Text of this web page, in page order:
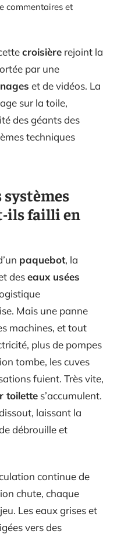
commentaires et
croisière rejoint la
par une
et de vidéos. La
sur la toile,
des géants des
techniques
systèmes
ils failli en
paquebot, la
deseaux usées
Mais une panne
machines, et tout
plus de pompes
tombe, les cuves
fuient. Très vite,
toilette s’accumulent.
laissant la
débrouille et
continue de
chute, chaque
Les eaux grises et
vers des